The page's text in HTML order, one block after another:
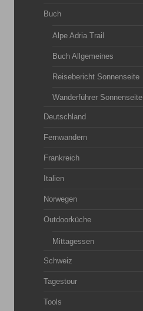
Buch
Alpe Adria Trail
Buch Allgemeines
Reisebericht Sonnenseite
Wanderführer Sonnenseite
Deutschland
Fernwandern
Frankreich
Italien
Norwegen
Outdoorküche
Mittagessen
Schweiz
Tagestour
Tools